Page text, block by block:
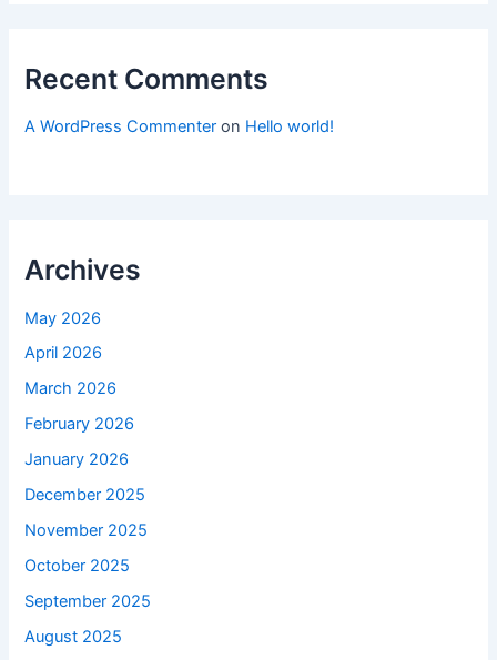
Recent Comments
A WordPress Commenter on Hello world!
Archives
May 2026
April 2026
March 2026
February 2026
January 2026
December 2025
November 2025
October 2025
September 2025
August 2025